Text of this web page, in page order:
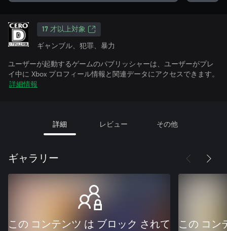
17 才以上対象
ギャンブル、犯罪、暴力
ユーザーが起動するゲームのパブリッシャーは、ユーザーがプレ
イ中に Xbox プロフィール情報と関連データにアクセスできます。
詳細情報
詳細 レビュー その他
ギャラリー
この コンテンツ は ブロック されて
この コン